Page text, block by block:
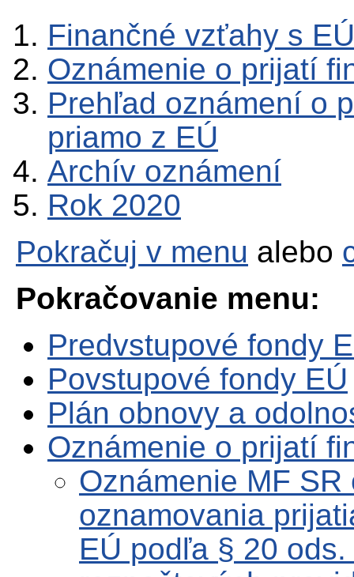
Finančné vzťahy s EÚ
Oznámenie o prijatí
Prehľad oznámení o
priamo z EÚ
Archív oznámení
Rok 2020
Pokračuj v menu alebo
Pokračovanie menu:
Predvstupové fondy
Povstupové fondy EÚ
Plán obnovy a
Oznámenie o prijatí
Oznámenie MF
oznamovania
EÚ podľa § 20